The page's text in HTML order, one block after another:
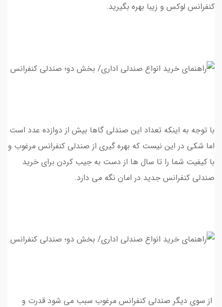
کنفرانس لوکس و زیبا بهره بگیرید.
با توجه به اینکه تعداد این صندلی گاها بیش از دوازده عدد است
اما شکی در این نیست که بهره گیری از صندلی کنفرانس مرغوب و
با کیفیت شما را تا سال ها از دست به جیب کردن برای خرید
صندلی کنفرانس جدید در امان نگه می دارد.
از سوی دیگر صندلی کنفرانس مرغوب سبب می شود قدرت و